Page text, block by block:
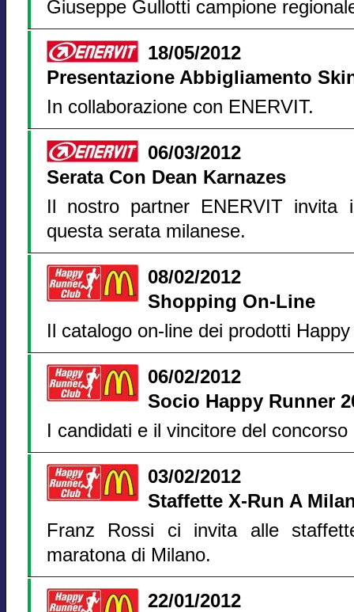
Giuseppe Gullotti campione
18/05/2012
Presentazione Abbigliamento
In collaborazione con ENERVIT.
06/03/2012
Serata Con Dean Karnazes
Il nostro partner ENERVIT invita
questa serata milanese.
08/02/2012
Shopping On-Line
Il catalogo on-line dei prodotti
06/02/2012
Socio Happy Runner
I candidati e il vincitore del concorso
03/02/2012
Staffette X-Run A
Franz Rossi ci invita alle
maratona di Milano.
22/01/2012